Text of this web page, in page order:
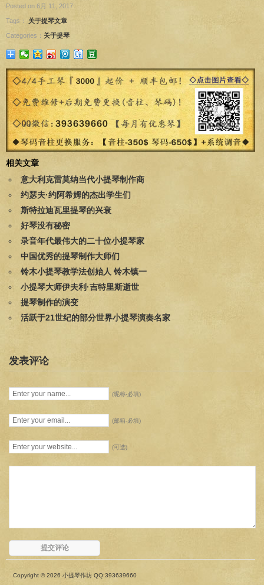
Posted on 6月 11, 2017
Tags： 关于提琴文章
Categories： 关于提琴
相关文章
意大利克雷莫纳当代小提琴制作商
约瑟夫·约阿希姆的杰出学生们
斯特拉迪瓦里提琴的兴衰
好琴没有秘密
录音年代最伟大的二十位小提琴家
中国优秀的提琴制作大师们
铃木小提琴教学法创始人 铃木镇一
小提琴大师伊夫利·吉特里斯逝世
提琴制作的演变
活跃于21世纪的部分世界小提琴演奏名家
发表评论
(昵称-必填)
(邮箱-必填)
(可选)
Copyright © 2026 小提琴作坊 QQ:393639660